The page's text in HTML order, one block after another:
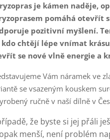
je kámen naděje,
pomáhá otevřít
pozitivní myšlení.
chtějí lépe vnímat
se nové vlně energie a
Vám náramek ve
se vsazeným kouskem
ručně v naší dílně v
že byste si jej přáli
menší, není problém